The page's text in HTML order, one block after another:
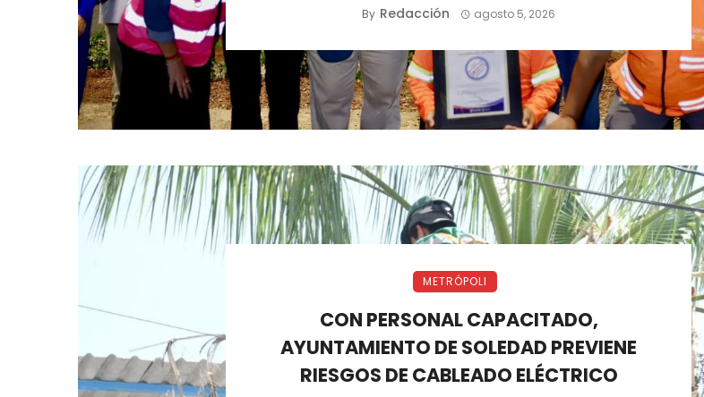
By Redacción agosto 5, 2026
METRÓPOLI
CON PERSONAL CAPACITADO,
AYUNTAMIENTO DE SOLEDAD PREVIENE
RIESGOS DE CABLEADO ELÉCTRICO